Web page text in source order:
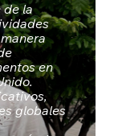
de la
en
globales